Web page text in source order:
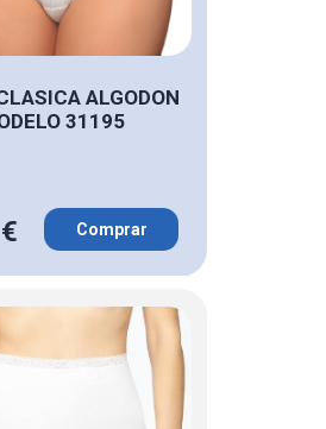
ALGODON
31195
Comprar